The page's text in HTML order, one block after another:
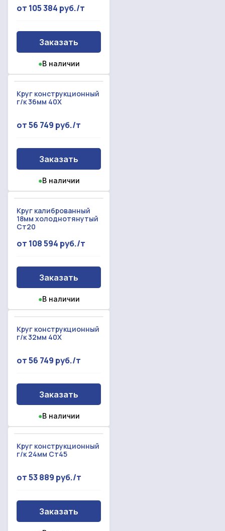
от 105 384 руб./т
Заказать
●В наличии
Круг конструкционный
г/к 36мм 40Х
от 56 749 руб./т
Заказать
●В наличии
Круг калиброванный
18мм холоднотянутый
Ст20
от 108 594 руб./т
Заказать
●В наличии
Круг конструкционный
г/к 32мм 40Х
от 56 749 руб./т
Заказать
●В наличии
Круг конструкционный
г/к 24мм Ст45
от 53 889 руб./т
Заказать
Прикрепить смету на расчет
Отправить запрос
Даю согласие наобработку персональных данных
Даю согласие на
С вами свяжется наш менеджер.